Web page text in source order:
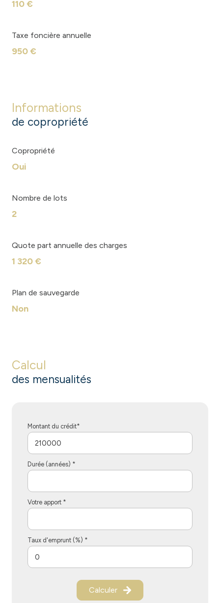
110 €
Taxe foncière annuelle
950 €
Informations
de copropriété
Copropriété
Oui
Nombre de lots
2
Quote part annuelle des charges
1 320 €
Plan de sauvegarde
Non
Calcul
des mensualités
Montant du crédit*
Durée (années) *
Votre apport *
Taux d'emprunt (%) *
Calculer